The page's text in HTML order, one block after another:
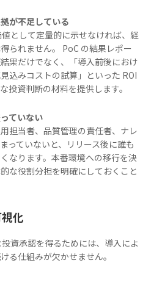
が不足している
として定量的に示せなければ、経
られません。 PoC の結果レポー
果だけでなく、「導入前後におけ
込みコストの試算」といった ROI
投資判断の材料を提供します。
ていない
担当者、品質管理の責任者、ナレ
っていないと、リリース後に誰も
なります。本番環境への移行を決
な役割分担を明確にしておくこと
化
資承認を得るためには、導入によ
る仕組みが欠かせません。